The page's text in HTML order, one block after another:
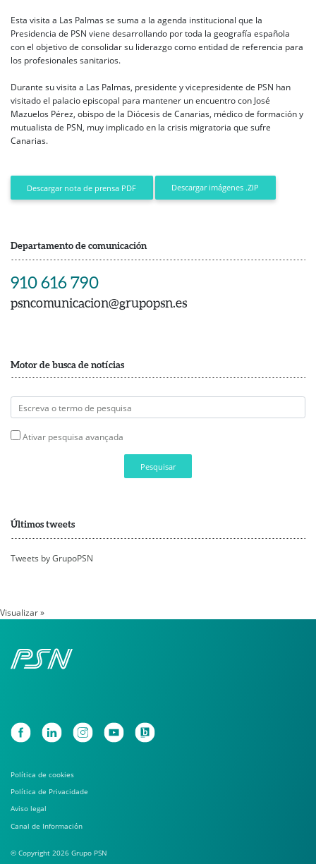
Esta visita a Las Palmas se suma a la agenda institucional que la
Presidencia de PSN viene desarrollando por toda la geografía española
con el objetivo de consolidar su liderazgo como entidad de referencia para
los profesionales sanitarios.
Durante su visita a Las Palmas, presidente y vicepresidente de PSN han
visitado el palacio episcopal para mantener un encuentro con José
Mazuelos Pérez, obispo de la Diócesis de Canarias, médico de formación y
mutualista de PSN, muy implicado en la crisis migratoria que sufre
Canarias.
Descargar nota de prensa PDF Descargar imágenes .ZIP
Departamento de comunicación
910 616 790
psncomunicacion@grupopsn.es
Motor de busca de notícias
Ativar pesquisa avançada
Pesquisar
Últimos tweets
Tweets by GrupoPSN
Visualizar »
Política de cookies
Política de Privacidade
Aviso legal
Canal de Información
© Copyright 2026 Grupo PSN